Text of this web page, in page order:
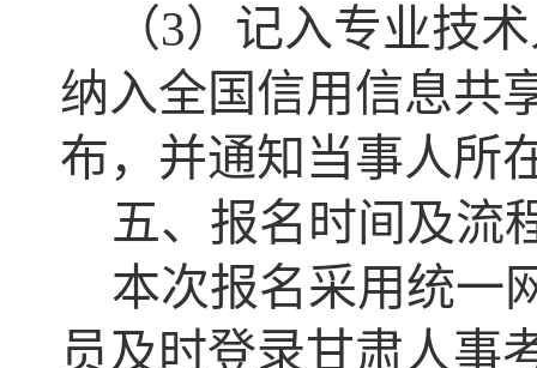
（3）记入专业技
纳入全国信用信息共
布，并通知当事人所
五、报名时间及流
本次报名采用统一
员及时登录甘肃人事